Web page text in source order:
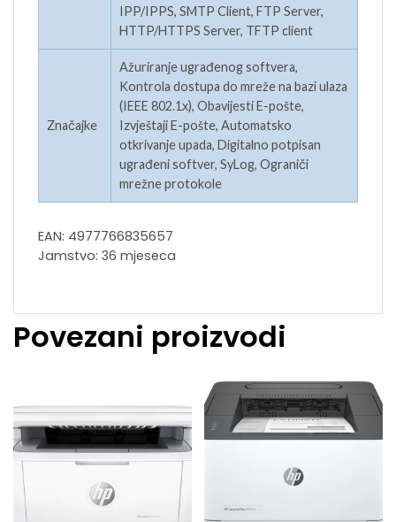
IPP/IPPS, SMTP Client, FTP Server,
HTTP/HTTPS Server, TFTP client
Značajke
Ažuriranje ugrađenog softvera,
Kontrola dostupa do mreže na bazi ulaza
(IEEE 802.1x), Obavijesti E-pošte,
Izvještaji E-pošte, Automatsko
otkrivanje upada, Digitalno potpisan
ugrađeni softver, SyLog, Ograniči
mrežne protokole
EAN: 4977766835657
Jamstvo: 36 mjeseca
Povezani proizvodi